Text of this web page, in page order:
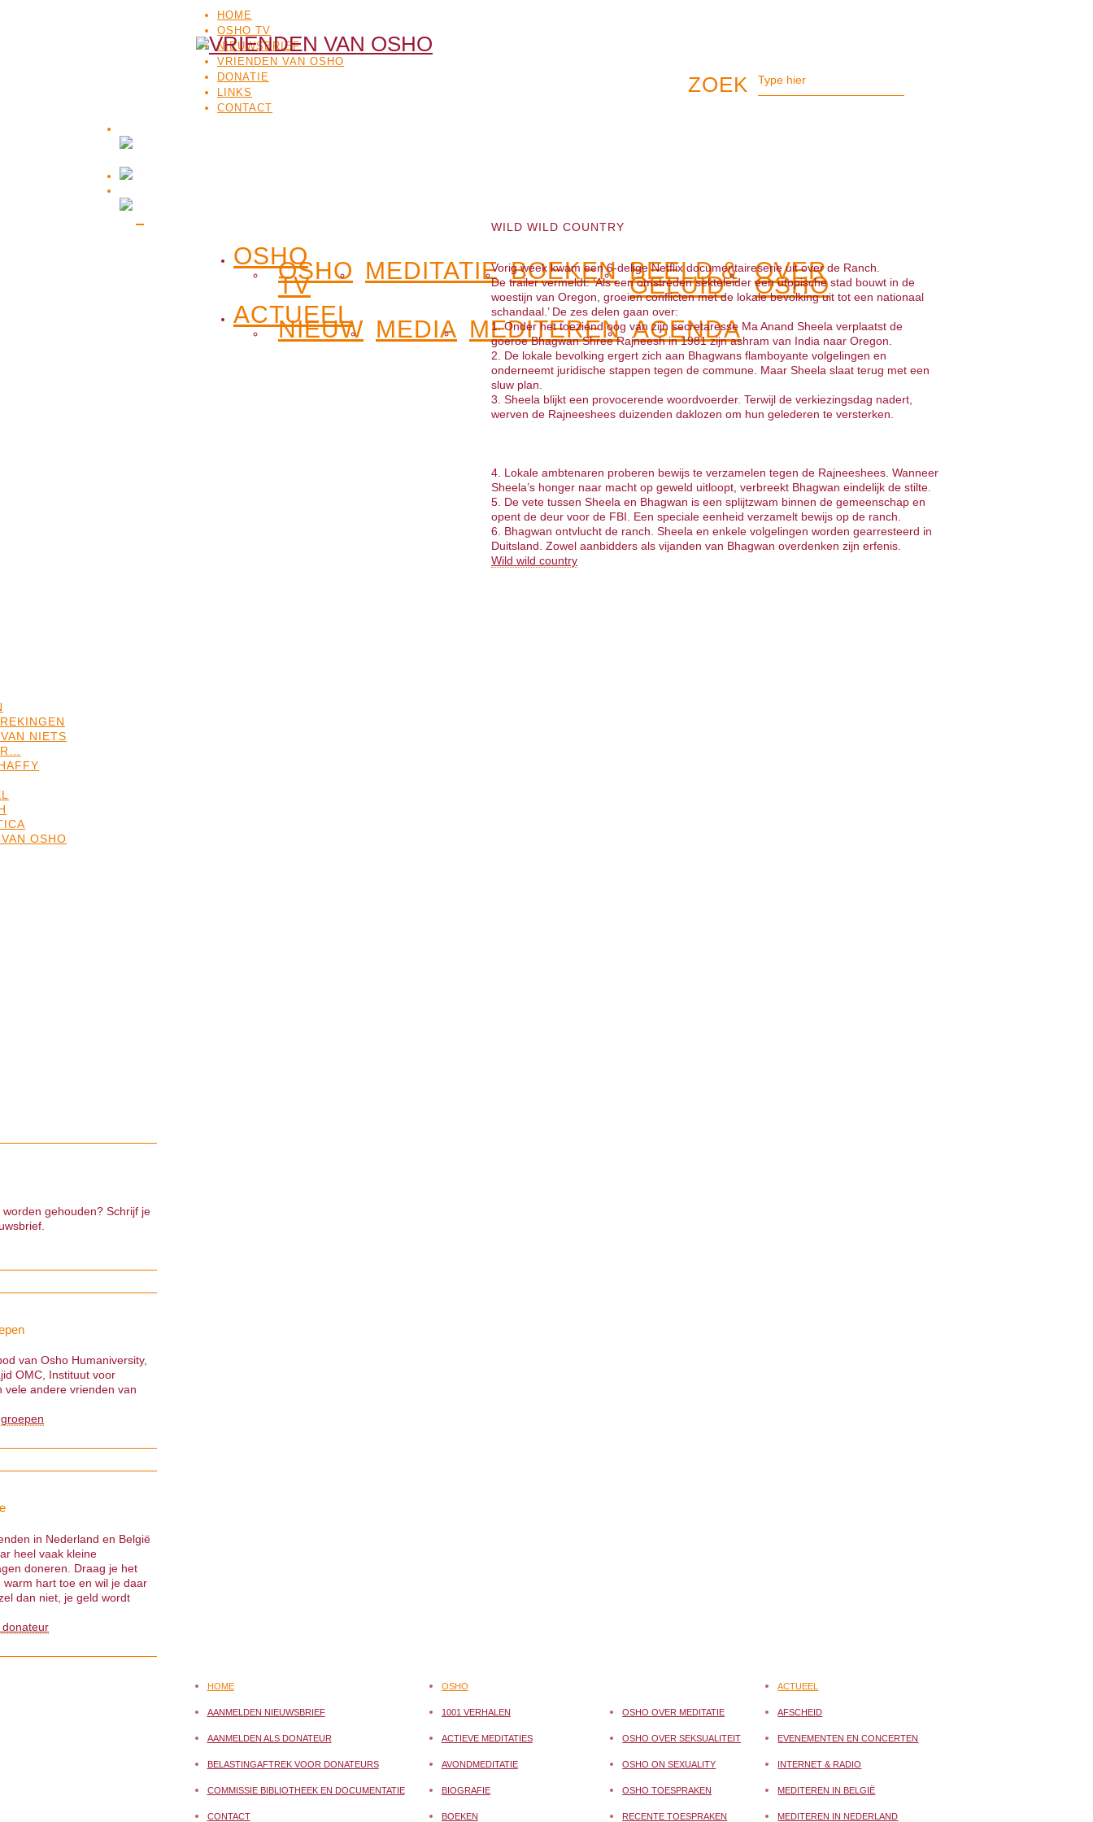
HOME
OSHO TV
NIEUWSBRIEF
VRIENDEN VAN OSHO
DONATIE
LINKS
CONTACT
OSHO
OSHO
TV
MEDITATIE BOEKEN BEELD &
GELUID
OVER
OSHO
ACTUEEL
NIEUW MEDIA MEDITEREN AGENDA
WILD WILD COUNTRY
Vorig week kwam een 6-delige Netflix documentaireserie uit over de Ranch.
De trailer vermeldt: ‘Als een omstreden sekteleider een utopische stad bouwt in de
woestijn van Oregon, groeien conflicten met de lokale bevolking uit tot een nationaal
schandaal.’ De zes delen gaan over:
1. Onder het toeziend oog van zijn secretaresse Ma Anand Sheela verplaatst de
goeroe Bhagwan Shree Rajneesh in 1981 zijn ashram van India naar Oregon.
2. De lokale bevolking ergert zich aan Bhagwans flamboyante volgelingen en
onderneemt juridische stappen tegen de commune. Maar Sheela slaat terug met een
sluw plan.
3. Sheela blijkt een provocerende woordvoerder. Terwijl de verkiezingsdag nadert,
werven de Rajneeshees duizenden daklozen om hun gelederen te versterken.
4. Lokale ambtenaren proberen bewijs te verzamelen tegen de Rajneeshees. Wanneer
Sheela’s honger naar macht op geweld uitloopt, verbreekt Bhagwan eindelijk de stilte.
5. De vete tussen Sheela en Bhagwan is een splijtzwam binnen de gemeenschap en
opent de deur voor de FBI. Een speciale eenheid verzamelt bewijs op de ranch.
6. Bhagwan ontvlucht de ranch. Sheela en enkele volgelingen worden gearresteerd in
Duitsland. Zowel aanbidders als vijanden van Bhagwan overdenken zijn erfenis.
Wild wild country
NIETS
OSHO
gehouden? Schrijf je
van Osho Humaniversity,
OMC, Instituut voor
vele andere vrienden van
in Nederland en België
heel vaak kleine
doneren. Draag je het
hart toe en wil je daar
dan niet, je geld wordt
HOME
AANMELDEN NIEUWSBRIEF
AANMELDEN ALS DONATEUR
BELASTINGAFTREK VOOR DONATEURS
COMMISSIE BIBLIOTHEEK EN DOCUMENTATIE
CONTACT
OSHO
1001 VERHALEN
ACTIEVE MEDITATIES
AVONDMEDITATIE
BIOGRAFIE
BOEKEN
OSHO OVER MEDITATIE
OSHO OVER SEKSUALITEIT
OSHO ON SEXUALITY
OSHO TOESPRAKEN
RECENTE TOESPRAKEN
ACTUEEL
AFSCHEID
EVENEMENTEN EN CONCERTEN
INTERNET & RADIO
MEDITEREN IN BELGIË
MEDITEREN IN NEDERLAND